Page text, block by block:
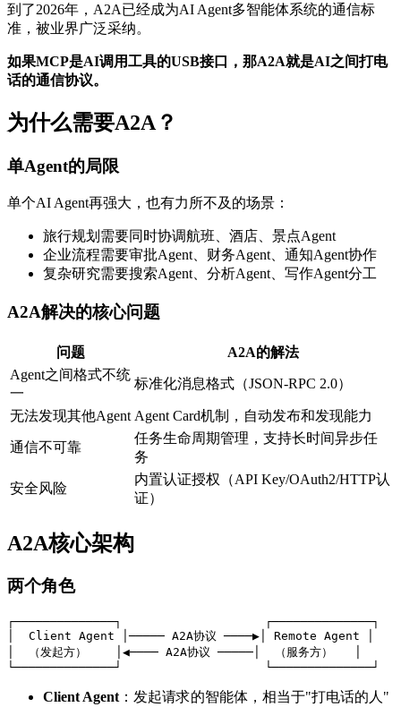
到了2026年，A2A已经成为AI Agent多智能体系统的通信标
准，被业界广泛采纳。
如果MCP是AI调用工具的USB接口，那A2A就是AI之间打电
话的通信协议。
为什么需要A2A？
单Agent的局限
单个AI Agent再强大，也有力所不及的场景：
旅行规划需要同时协调航班、酒店、景点Agent
企业流程需要审批Agent、财务Agent、通知Agent协作
复杂研究需要搜索Agent、分析Agent、写作Agent分工
A2A解决的核心问题
问题
A2A的解法
Agent之间格式不统
一
标准化消息格式（JSON-RPC 2.0）
无法发现其他Agent Agent Card机制，自动发布和发现能力
通信不可靠
任务生命周期管理，支持长时间异步任
务
安全风险
内置认证授权（API Key/OAuth2/HTTP认
证）
A2A核心架构
两个角色
┌──────────────┐                    ┌──────────────┐
│  Client Agent │───── A2A协议 ────▶│ Remote Agent │
│  （发起方）    │◀──── A2A协议 ─────│  （服务方）   │
└──────────────┘                    └──────────────┘
Client Agent ：发起请求的智能体，相当于"打电话的人"